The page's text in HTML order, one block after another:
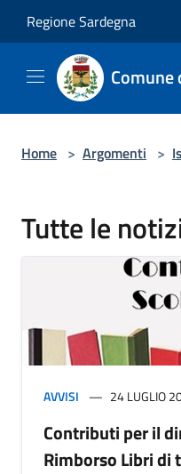
Regione Sardegna
Comune
Home > Argomenti >
Tutte le
AVVISI 24 LUGLIO
Contributi per il
Rimborso Libri di